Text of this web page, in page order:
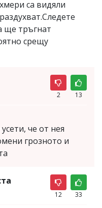
са видяли
ще тръгнат
срещу
2 13
че от нея
грозното и
12 33